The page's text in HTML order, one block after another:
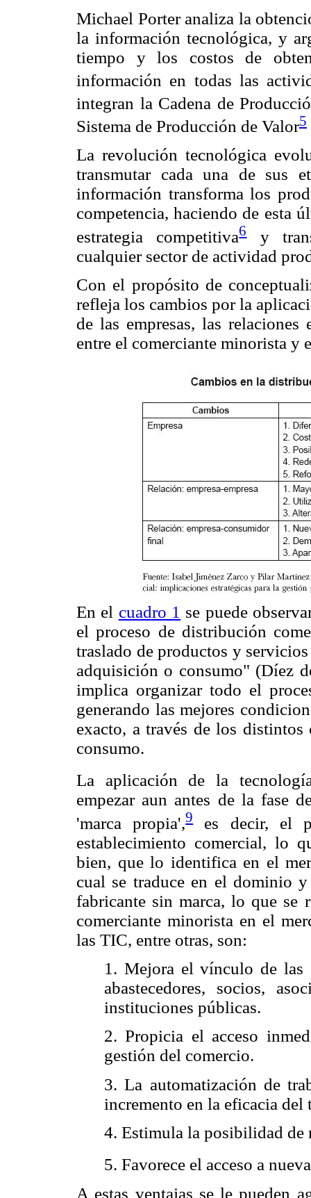
Michael Porter analiza la
la información tecnológica, y
tiempo y los costos de
información en todas las
integran la Cadena de
Sistema de Producción de Valor5
La revolución tecnológica
transmutar cada una de sus
información transforma los
competencia, haciendo de esta
estrategia competitiva6y
cualquier sector de actividad
Con el propósito de
refleja los cambios por la
de las empresas, las
entre el comerciante minorista y
En el cuadro 1 se puede
el proceso de distribución
traslado de productos y
adquisición o consumo" (Díez
implica organizar todo el
generando las mejores
exacto, a través de los distintos
consumo.
La aplicación de la
empezar aun antes de la fase
'marca propia',9es decir, el
establecimiento comercial, lo
bien, que lo identifica en el
cual se traduce en el dominio
fabricante sin marca, lo que se
comerciante minorista en el
las TIC, entre otras, son:
1. Mejora el vínculo de las
abastecedores, socios,
instituciones públicas.
2. Propicia el acceso
gestión del comercio.
3. La automatización de
incremento en la eficacia del
4. Estimula la posibilidad de
5. Favorece el acceso a
A estas ventajas se le pueden